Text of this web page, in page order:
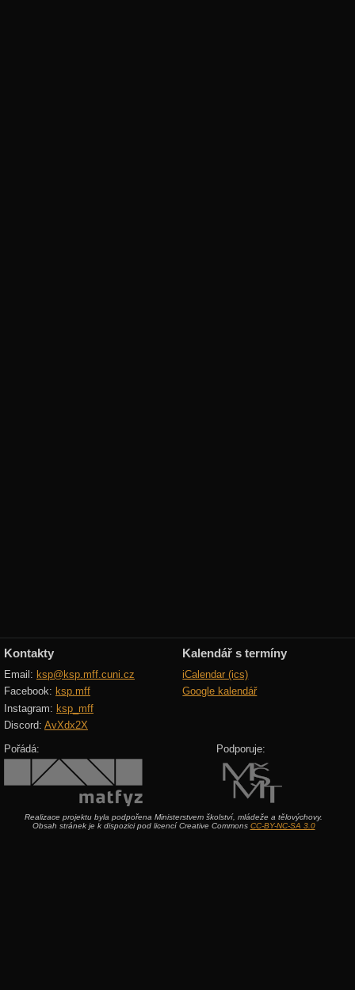
Kontakty
Email: ksp@ksp.mff.cuni.cz
Facebook: ksp.mff
Instagram: ksp_mff
Discord: AvXdx2X
Kalendář s termíny
iCalendar (ics)
Google kalendář
Pořádá: Podporuje:
Realizace projektu byla podpořena Ministerstvem školství, mládeže a tělovýchovy.
Obsah stránek je k dispozici pod licencí Creative Commons CC-BY-NC-SA 3.0